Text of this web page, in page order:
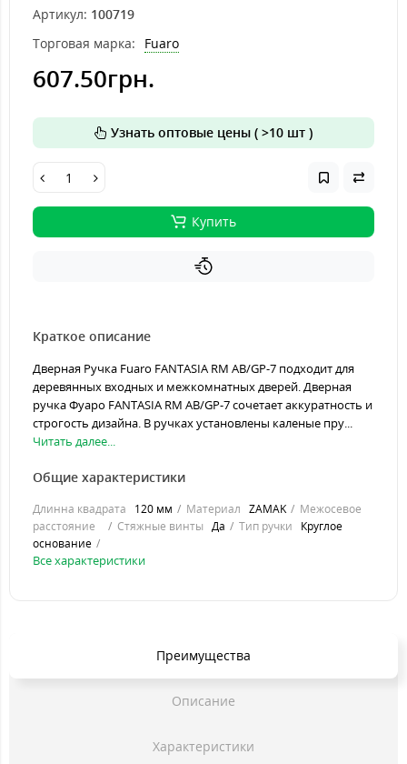
Артикул: 100719
Торговая марка:
Fuaro
607.50грн.
Узнать оптовые цены ( >10 шт )
Купить
Краткое описание
Дверная Ручка Fuaro FANTASIA RM AB/GP-7 подходит для
деревянных входных и межкомнатных дверей. Дверная
ручка Фуаро FANTASIA RM AB/GP-7 сочетает аккуратность и
строгость дизайна. В ручках установлены каленые пру...
Читать далее...
Общие характеристики
Длинна квадрата 120 мм Материал ZAMAK
Межосевое
расстояние
Стяжные винты Да Тип ручки
Круглое
основание
Все характеристики
Преимущества
Описание
Характеристики